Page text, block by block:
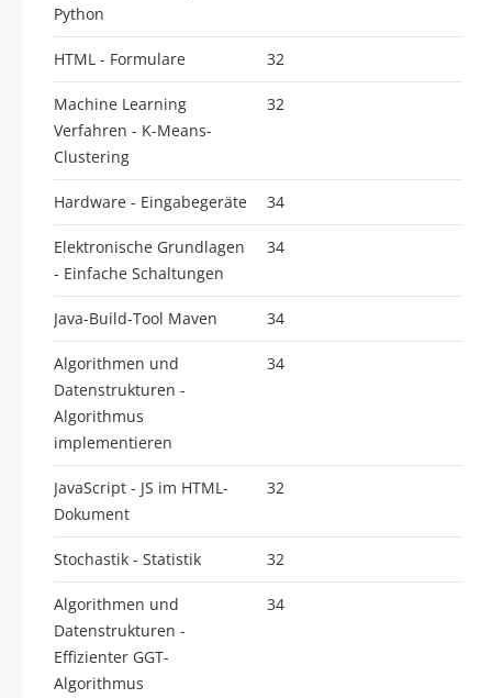
Python
HTML - Formulare 32
Machine Learning
Verfahren - K-Means-
Clustering
32
Hardware - Eingabegeräte 34
Elektronische Grundlagen
- Einfache Schaltungen
34
Java-Build-Tool Maven 34
Algorithmen und
Datenstrukturen -
Algorithmus
implementieren
34
JavaScript - JS im HTML-
Dokument
32
Stochastik - Statistik 32
Algorithmen und
Datenstrukturen -
Effizienter GGT-
Algorithmus
34